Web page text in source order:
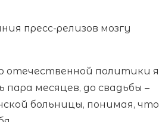
пресс-релизов мозгу
отечественной политики я
месяцев, до свадьбы –
больницы, понимая, что